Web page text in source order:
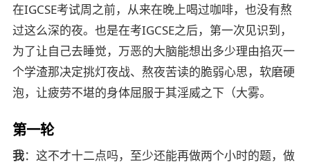
在IGCSE考试周之前，从来在晚上喝过咖啡，也没有熬
过这么深的夜。也是在考IGCSE之后，第一次见识到，
为了让自己去睡觉，万恶的大脑能想出多少理由掐灭一
个学渣那决定挑灯夜战、熬夜苦读的脆弱心思，软磨硬
泡，让疲劳不堪的身体屈服于其淫威之下（大雾。
第一轮
我：这不才十二点吗，至少还能再做两个小时的题，做